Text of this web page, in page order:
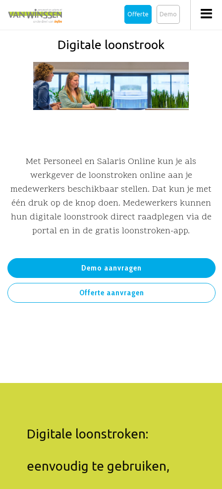
Demo
Offerte
Digitale loonstrook
Met Personeel en Salaris Online kun je als
werkgever de loonstroken online aan je
medewerkers beschikbaar stellen. Dat kun je met
één druk op de knop doen. Medewerkers kunnen
hun digitale loonstrook direct raadplegen via de
portal en in de gratis loonstroken-app.
Demo aanvragen
Offerte aanvragen
Digitale loonstroken:
eenvoudig te gebruiken,